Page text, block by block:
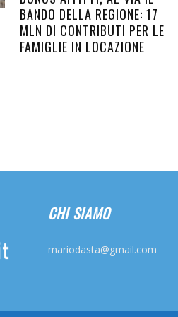
BANDO DELLA REGIONE: 17
MLN DI CONTRIBUTI PER LE
FAMIGLIE IN LOCAZIONE
CHI SIAMO
mariodasta@gmail.com